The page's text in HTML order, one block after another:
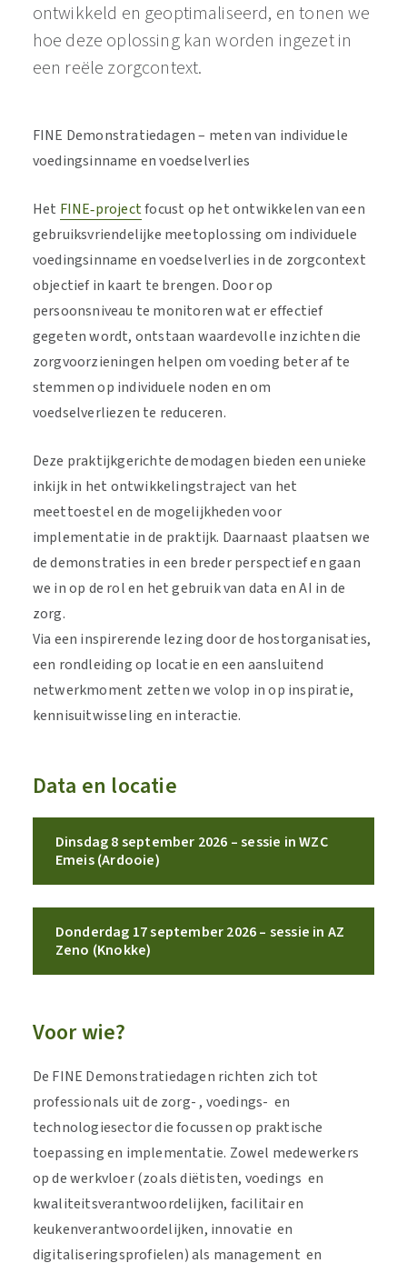
ontwikkeld en geoptimaliseerd, en tonen we
hoe deze oplossing kan worden ingezet in
een reële zorgcontext.
FINE Demonstratiedagen – meten van individuele
voedingsinname en voedselverlies
Het FINE‑projectfocust op het ontwikkelen van een
gebruiksvriendelijke meetoplossing om individuele
voedingsinname en voedselverlies in de zorgcontext
objectief in kaart te brengen. Door op
persoonsniveau te monitoren wat er effectief
gegeten wordt, ontstaan waardevolle inzichten die
zorgvoorzieningen helpen om voeding beter af te
stemmen op individuele noden en om
voedselverliezen te reduceren.
Deze praktijkgerichte demodagen bieden een unieke
inkijk in het ontwikkelingstraject van het
meettoestel en de mogelijkheden voor
implementatie in de praktijk. Daarnaast plaatsen we
de demonstraties in een breder perspectief en gaan
we in op de rol en het gebruik van data en AI in de
zorg.
Via een inspirerende lezing door de hostorganisaties,
een rondleiding op locatie en een aansluitend
netwerkmoment zetten we volop in op inspiratie,
kennisuitwisseling en interactie.
Data en locatie
Dinsdag 8 september 2026 – sessie in WZC
Emeis (Ardooie)
Donderdag 17 september 2026 – sessie in AZ
Zeno (Knokke)
Voor wie?
De FINE Demonstratiedagen richten zich tot
professionals uit de zorg- , voedings- en
technologiesector die focussen op praktische
toepassing en implementatie. Zowel medewerkers
op de werkvloer (zoals diëtisten, voedings en
kwaliteitsverantwoordelijken, facilitair en
keukenverantwoordelijken, innovatie en
digitaliseringsprofielen) als management en